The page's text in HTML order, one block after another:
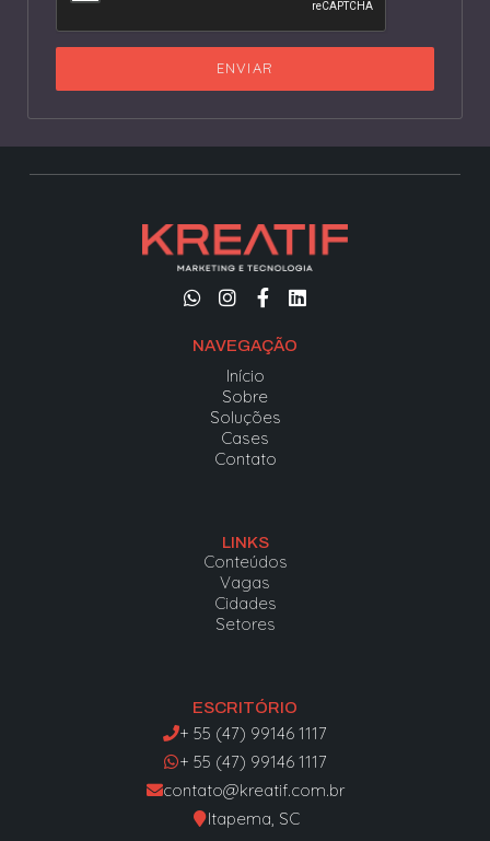
ENVIAR
NAVEGAÇÃO
Início
Sobre
Soluções
Cases
Contato
LINKS
Conteúdos
Vagas
Cidades
Setores
ESCRITÓRIO
+ 55 (47) 99146 1117
+ 55 (47) 99146 1117
contato@kreatif.com.br
Itapema, SC